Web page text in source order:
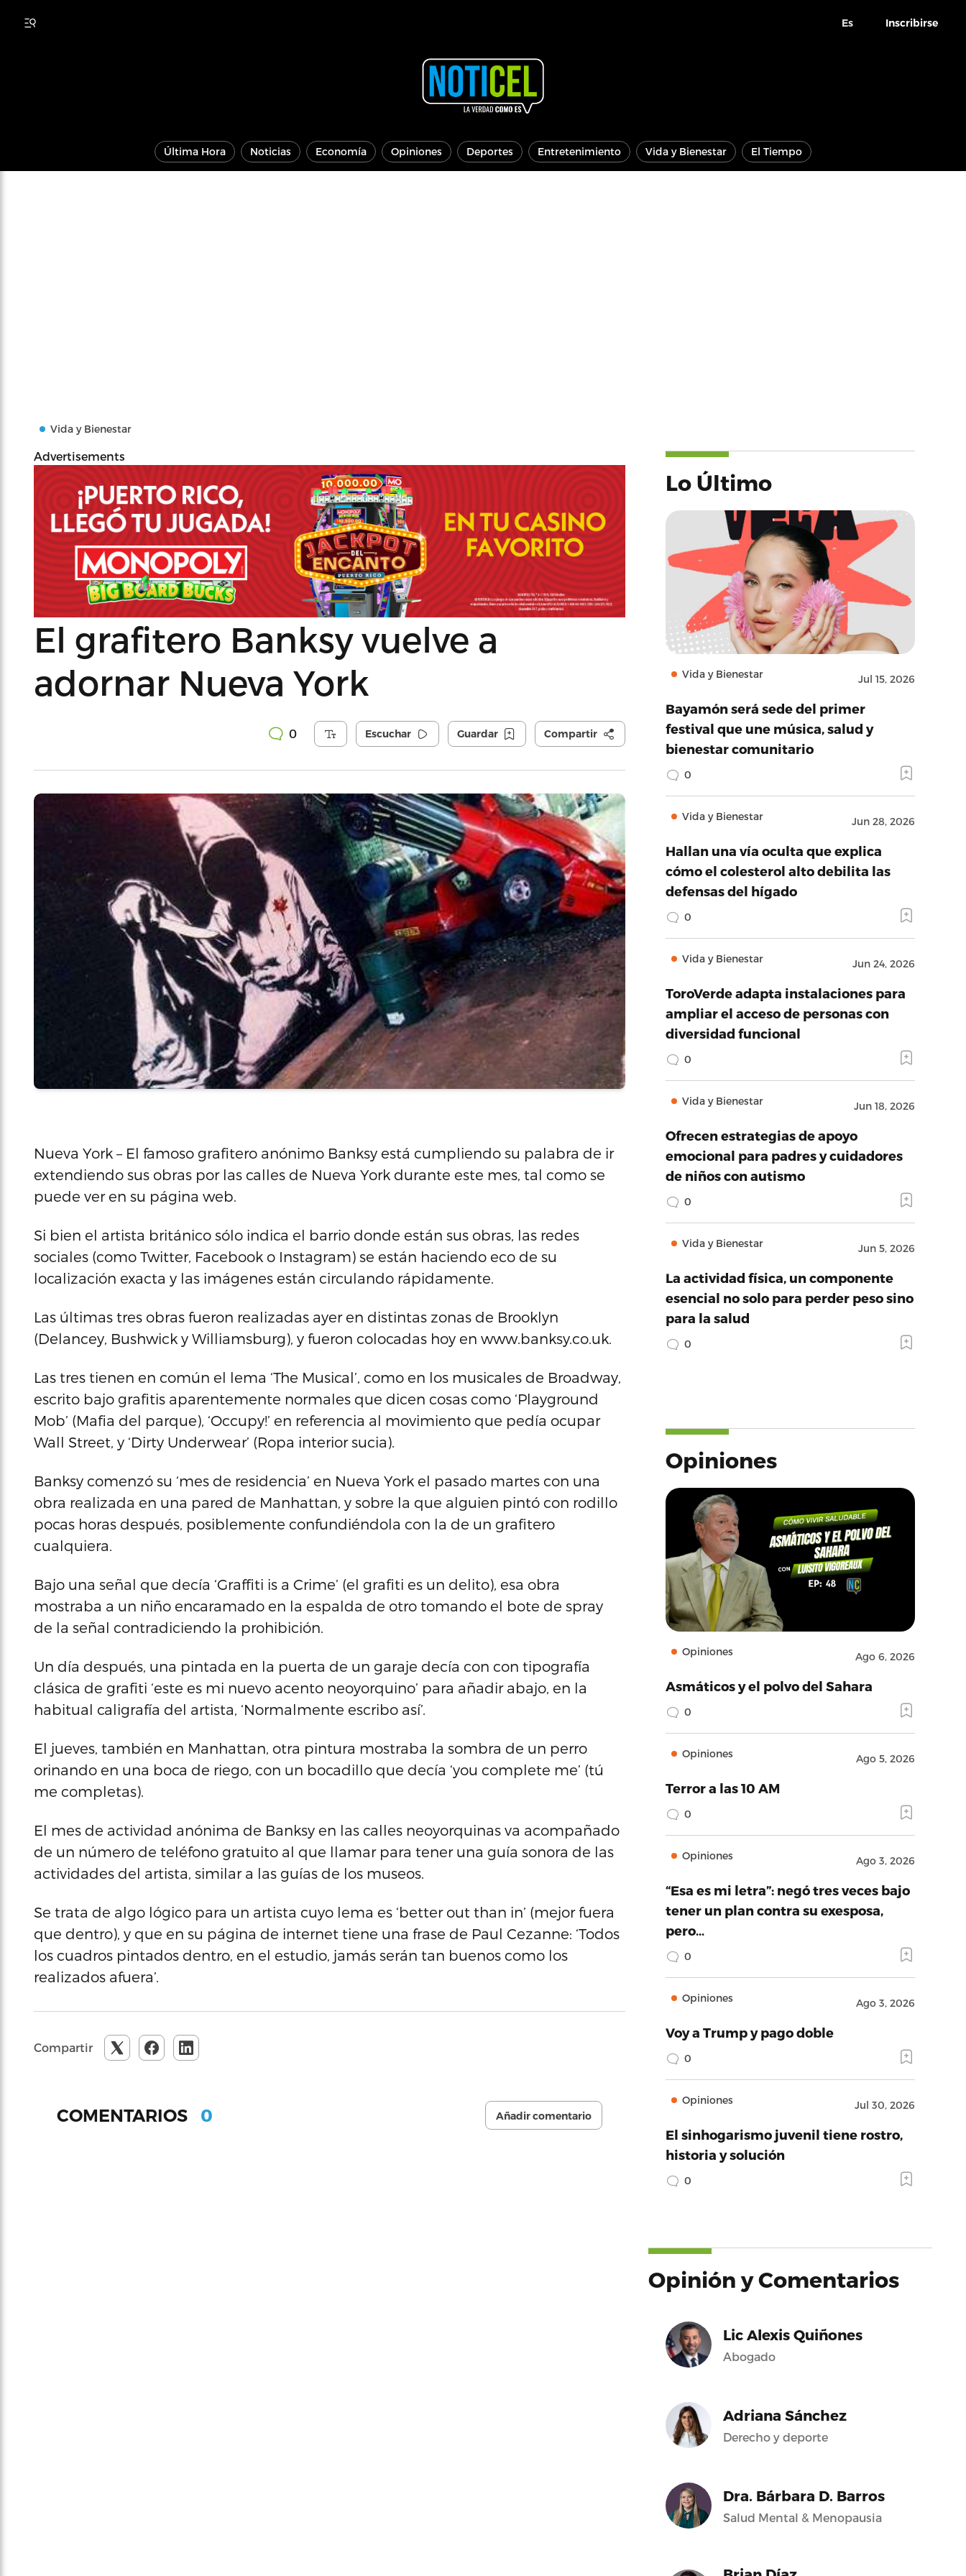
Es Inscribirse
Última Hora Noticias Economía Opiniones Deportes Entretenimiento Vida y Bienestar El Tiempo
Vida y Bienestar
Advertisements
El grafitero Banksy vuelve a
adornar Nueva York
0 Escuchar Guardar Compartir
Nueva York – El famoso grafitero anónimo Banksy está cumpliendo su palabra de ir
extendiendo sus obras por las calles de Nueva York durante este mes, tal como se
puede ver en su página web.
Si bien el artista británico sólo indica el barrio donde están sus obras, las redes
sociales (como Twitter, Facebook o Instagram) se están haciendo eco de su
localización exacta y las imágenes están circulando rápidamente.
Las últimas tres obras fueron realizadas ayer en distintas zonas de Brooklyn
(Delancey, Bushwick y Williamsburg), y fueron colocadas hoy en www.banksy.co.uk.
Las tres tienen en común el lema ‘The Musical’, como en los musicales de Broadway,
escrito bajo grafitis aparentemente normales que dicen cosas como ‘Playground
Mob’ (Mafia del parque), ‘Occupy!’ en referencia al movimiento que pedía ocupar
Wall Street, y ‘Dirty Underwear’ (Ropa interior sucia).
Banksy comenzó su ‘mes de residencia’ en Nueva York el pasado martes con una
obra realizada en una pared de Manhattan, y sobre la que alguien pintó con rodillo
pocas horas después, posiblemente confundiéndola con la de un grafitero
cualquiera.
Bajo una señal que decía ‘Graffiti is a Crime’ (el grafiti es un delito), esa obra
mostraba a un niño encaramado en la espalda de otro tomando el bote de spray
de la señal contradiciendo la prohibición.
Un día después, una pintada en la puerta de un garaje decía con con tipografía
clásica de grafiti ‘este es mi nuevo acento neoyorquino’ para añadir abajo, en la
habitual caligrafía del artista, ‘Normalmente escribo así’.
El jueves, también en Manhattan, otra pintura mostraba la sombra de un perro
orinando en una boca de riego, con un bocadillo que decía ‘you complete me’ (tú
me completas).
El mes de actividad anónima de Banksy en las calles neoyorquinas va acompañado
de un número de teléfono gratuito al que llamar para tener una guía sonora de las
actividades del artista, similar a las guías de los museos.
Se trata de algo lógico para un artista cuyo lema es ‘better out than in’ (mejor fuera
que dentro), y que en su página de internet tiene una frase de Paul Cezanne: ‘Todos
los cuadros pintados dentro, en el estudio, jamás serán tan buenos como los
realizados afuera’.
Compartir
COMENTARIOS 0 Añadir comentario
Lo Último
Vida y Bienestar Jul 15, 2026
Bayamón será sede del primer
festival que une música, salud y
bienestar comunitario
0
Vida y Bienestar Jun 28, 2026
Hallan una vía oculta que explica
cómo el colesterol alto debilita las
defensas del hígado
0
Vida y Bienestar Jun 24, 2026
ToroVerde adapta instalaciones para
ampliar el acceso de personas con
diversidad funcional
0
Vida y Bienestar Jun 18, 2026
Ofrecen estrategias de apoyo
emocional para padres y cuidadores
de niños con autismo
0
Vida y Bienestar Jun 5, 2026
La actividad física, un componente
esencial no solo para perder peso sino
para la salud
0
Opiniones
Opiniones Ago 6, 2026
Asmáticos y el polvo del Sahara
0
Opiniones Ago 5, 2026
Terror a las 10 AM
0
Opiniones Ago 3, 2026
“Esa es mi letra”: negó tres veces bajo
tener un plan contra su exesposa,
pero…
0
Opiniones Ago 3, 2026
Voy a Trump y pago doble
0
Opiniones Jul 30, 2026
El sinhogarismo juvenil tiene rostro,
historia y solución
0
Opinión y Comentarios
Lic Alexis Quiñones
Abogado
Adriana Sánchez
Derecho y deporte
Dra. Bárbara D. Barros
Salud Mental & Menopausia